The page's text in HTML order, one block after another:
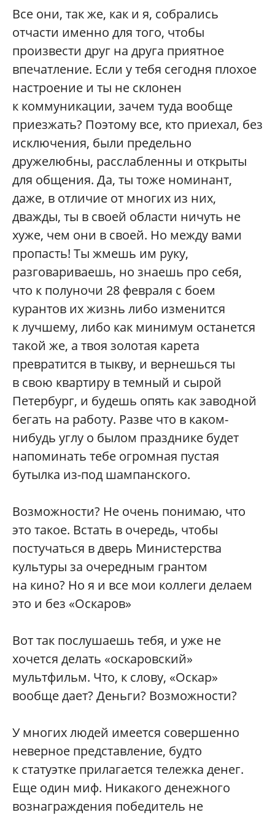
Все они, так же, как и я, собрались
отчасти именно для того, чтобы
произвести друг на друга приятное
впечатление. Если у тебя сегодня плохое
настроение и ты не склонен
к коммуникации, зачем туда вообще
приезжать? Поэтому все, кто приехал, без
исключения, были предельно
дружелюбны, расслабленны и открыты
для общения. Да, ты тоже номинант,
даже, в отличие от многих из них,
дважды, ты в своей области ничуть не
хуже, чем они в своей. Но между вами
пропасть! Ты жмешь им руку,
разговариваешь, но знаешь про себя,
что к полуночи 28 февраля с боем
курантов их жизнь либо изменится
к лучшему, либо как минимум останется
такой же, а твоя золотая карета
превратится в тыкву, и вернешься ты
в свою квартиру в темный и сырой
Петербург, и будешь опять как заводной
бегать на работу. Разве что в каком-
нибудь углу о былом празднике будет
напоминать тебе огромная пустая
бутылка из-под шампанского.
Возможности? Не очень понимаю, что
это такое. Встать в очередь, чтобы
постучаться в дверь Министерства
культуры за очередным грантом
на кино? Но я и все мои коллеги делаем
это и без «Оскаров»
Вот так послушаешь тебя, и уже не
хочется делать «оскаровский»
мультфильм. Что, к слову, «Оскар»
вообще дает? Деньги? Возможности?
У многих людей имеется совершенно
неверное представление, будто
к статуэтке прилагается тележка денег.
Еще один миф. Никакого денежного
вознаграждения победитель не